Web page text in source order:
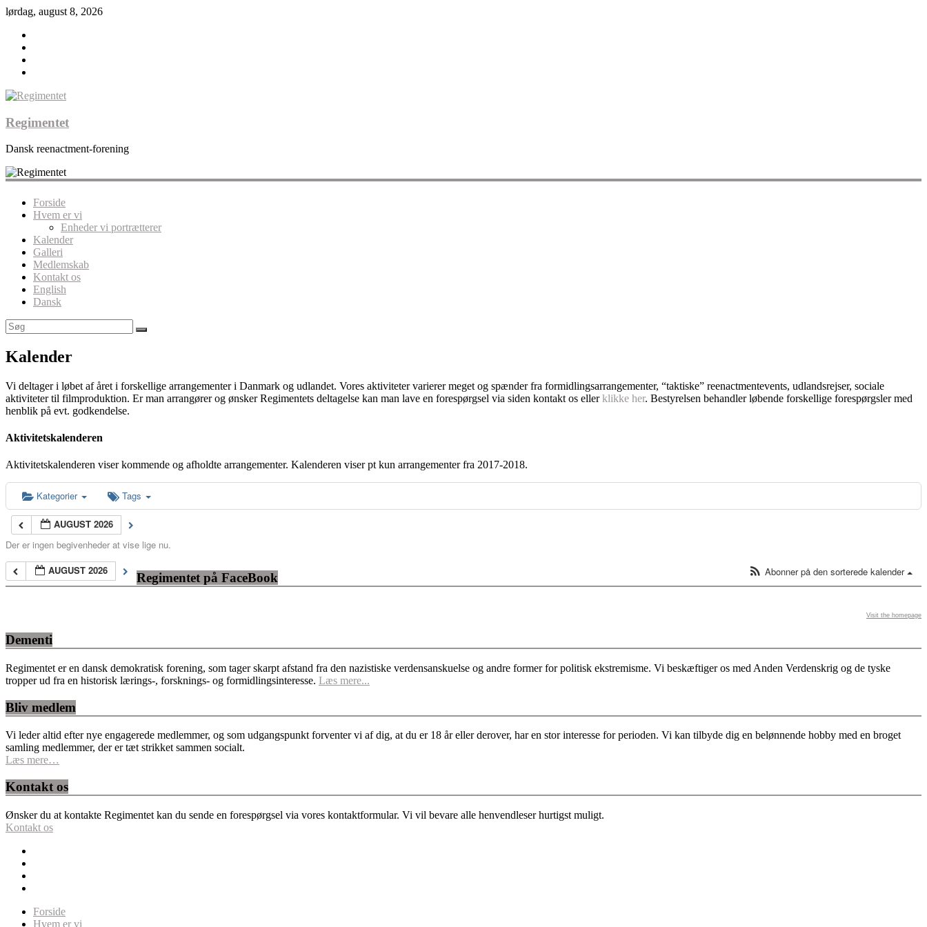
lørdag, august 8, 2026
Regimentet
Dansk reenactment-forening
Forside
Hvem er vi
Enheder vi portrætterer
Kalender
Galleri
Medlemskab
Kontakt os
English
Dansk
Kalender
Vi deltager i løbet af året i forskellige arrangementer i Danmark og udlandet. Vores aktiviteter varierer meget og spænder fra formidlingsarrangementer, “taktiske” reenactmentevents, udlandsrejser, sociale
aktiviteter til filmproduktion. Er man arrangører og ønsker Regimentets deltagelse kan man lave en forespørgsel via siden kontakt os ellerklikke her. Bestyrelsen behandler løbende forskellige forespørgsler med
henblik på evt. godkendelse.
Aktivitetskalenderen
Aktivitetskalenderen viser kommende og afholdte arrangementer. Kalenderen viser pt kun arrangementer fra 2017-2018.
Kategorier Tags
AUGUST 2026
Der er ingen begivenheder at vise lige nu.
AUGUST 2026
Abonner på den sorterede kalender
Regimentet på FaceBook
Visit the homepage
Dementi
Regimentet er en dansk demokratisk forening, som tager skarpt afstand fra den nazistiske verdensanskuelse og andre former for politisk ekstremisme. Vi beskæftiger os med Anden Verdenskrig og de tyske
tropper ud fra en historisk lærings-, forsknings- og formidlingsinteresse. Læs mere...
Bliv medlem
Vi leder altid efter nye engagerede medlemmer, og som udgangspunkt forventer vi af dig, at du er 18 år eller derover, har en stor interesse for perioden. Vi kan tilbyde dig en belønnende hobby med en broget
samling medlemmer, der er tæt strikket sammen socialt.
Læs mere…
Kontakt os
Ønsker du at kontakte Regimentet kan du sende en forespørgsel via vores kontaktformular. Vi vil bevare alle henvendleser hurtigst muligt.
Kontakt os
Forside
Hvem er vi